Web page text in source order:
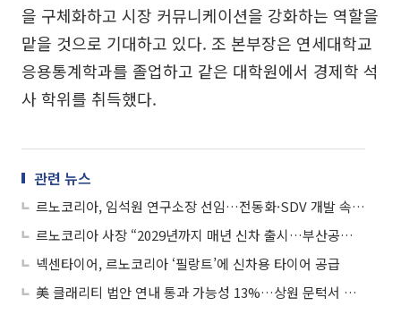
을 구체화하고 시장 커뮤니케이션을 강화하는 역할을
맡을 것으로 기대하고 있다. 조 본부장은 연세대학교
응용통계학과를 졸업하고 같은 대학원에서 경제학 석
사 학위를 취득했다.
관련 뉴스
르노코리아, 임석원 연구소장 선임…전동화·SDV 개발 속도전
르노코리아 사장 “2029년까지 매년 신차 출시…부산공장서 전기차 생산”
넥센타이어, 르노코리아 ‘필랑트’에 신차용 타이어 공급
美 클래리티 법안 연내 통과 가능성 13%…상원 문턱서 제동